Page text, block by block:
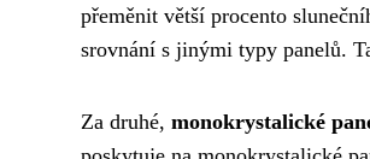
přeměnit větší procento
srovnání s jinými typy panelů.
Za druhé, monokrystalické